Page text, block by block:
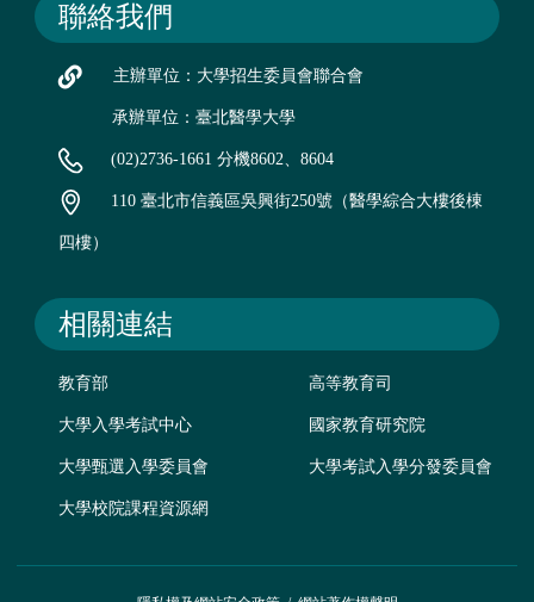
聯絡我們
主辦單位：大學招生委員會聯合會
承辦單位：臺北醫學大學
(02)2736-1661 分機8602、8604
110 臺北市信義區吳興街250號（醫學綜合大樓後棟
四樓）
相關連結
教育部 高等教育司
大學入學考試中心 國家教育研究院
大學甄選入學委員會 大學考試入學分發委員會
大學校院課程資源網